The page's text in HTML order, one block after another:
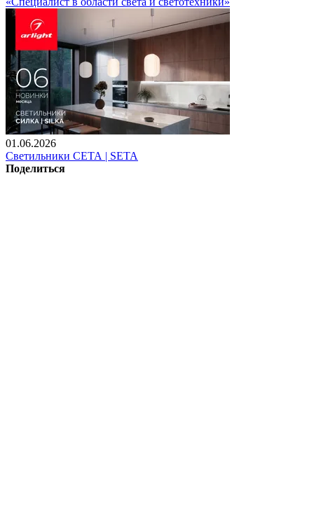
01.06.2026
Светильники СЕТА | SETA
Поделиться